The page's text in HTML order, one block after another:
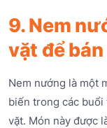
9. Nem
vặt để bán
Nem nướng là một
biến trong các
vặt. Món này được